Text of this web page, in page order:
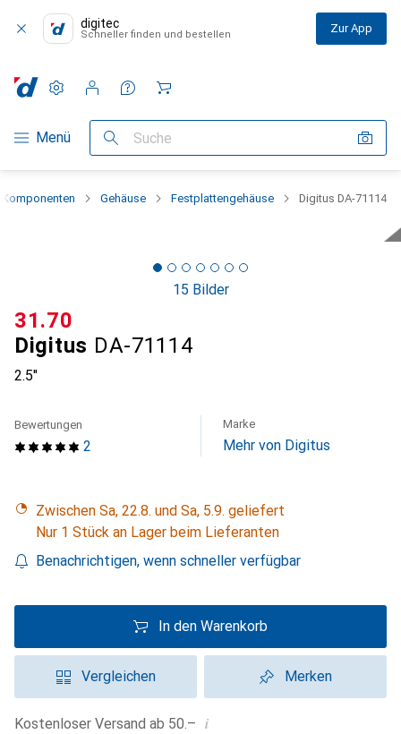
digitec
Schneller finden und bestellen Zur App
Navigation nach Kategorien
Menü Suche
Einstellungen
Kundenkonto
Vergleichslisten
Merklisten
Warenkorb
Komponenten Gehäuse Festplattengehäuse Digitus DA-71114
15 Bilder
Digitus DA-71114
2.5"
CHF
31.70
2
Bewertungen Marke
Mehr von Digitus
Zwischen Sa, 22.8. und Sa, 5.9. geliefert
Nur 1 Stück an Lager beim Lieferanten
Benachrichtigen, wenn schneller verfügbar
In den Warenkorb
Vergleichen Merken
Kostenloser Versand ab 50.– i